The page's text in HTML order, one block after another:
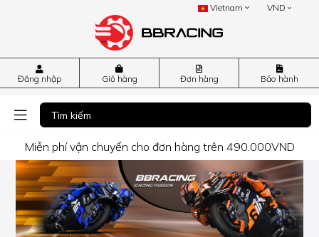
Vietnam VND
Đăng nhập Giỏ hàng Đơn hàng Bảo hành
Miễn phí vận chuyển cho đơn hàng trên 490.000VND